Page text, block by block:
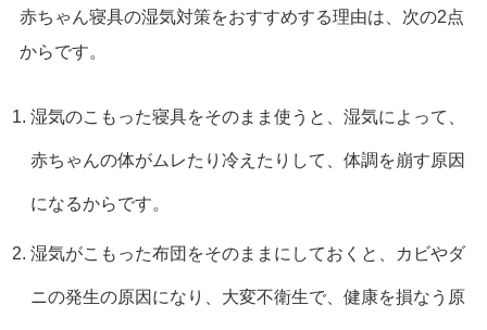
赤ちゃん寝具の湿気対策をおすすめする理由は、次の2点
からです。
湿気のこもった寝具をそのまま使うと、湿気によって、
赤ちゃんの体がムレたり冷えたりして、体調を崩す原因
になるからです。
湿気がこもった布団をそのままにしておくと、カビやダ
ニの発生の原因になり、大変不衛生で、健康を損なう原